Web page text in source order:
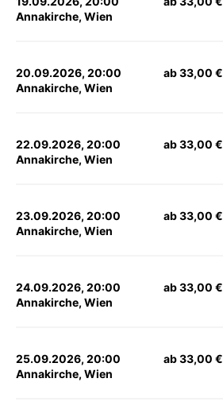
Annakirche, Wien
20.09.2026, 20:00
Annakirche, Wien
ab 33,00 €
22.09.2026, 20:00
Annakirche, Wien
ab 33,00 €
23.09.2026, 20:00
Annakirche, Wien
ab 33,00 €
24.09.2026, 20:00
Annakirche, Wien
ab 33,00 €
25.09.2026, 20:00
Annakirche, Wien
ab 33,00 €